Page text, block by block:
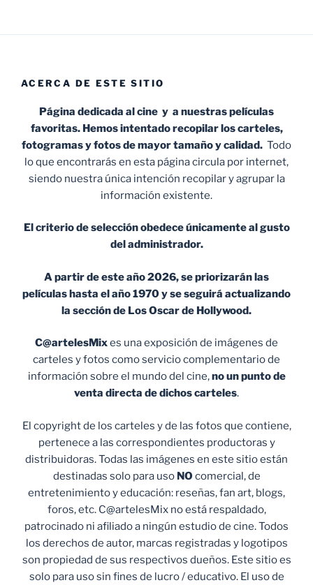
ACERCA DE ESTE SITIO
Página dedicada al cine y a nuestras películas
favoritas. Hemos intentado recopilar los carteles,
fotogramas y fotos de mayor tamaño y calidad. Todo
lo que encontrarás en esta página circula por internet,
siendo nuestra única intención recopilar y agrupar la
información existente.
El criterio de selección obedece únicamente al gusto
del administrador.
A partir de este año 2026, se priorizarán las
películas hasta el año 1970 y se seguirá actualizando
la sección de Los Oscar de Hollywood.
C@artelesMixes una exposición de imágenes de
carteles y fotos como servicio complementario de
información sobre el mundo del cine,no un punto de
venta directa de dichos carteles.
El copyright de los carteles y de las fotos que contiene,
pertenece a las correspondientes productoras y
distribuidoras. Todas las imágenes en este sitio están
destinadas solo para uso NO comercial, de
entretenimiento y educación: reseñas, fan art, blogs,
foros, etc. C@artelesMix no está respaldado,
patrocinado ni afiliado a ningún estudio de cine. Todos
los derechos de autor, marcas registradas y logotipos
son propiedad de sus respectivos dueños. Este sitio es
solo para uso sin fines de lucro / educativo. El uso de